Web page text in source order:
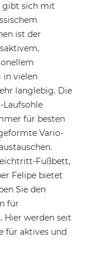
gibt sich mit
ist der
in vielen
langlebig. Die
für besten
Vario-
Fußbett,
Felipe bietet
Sie den
für
Hier werden seit
für aktives und